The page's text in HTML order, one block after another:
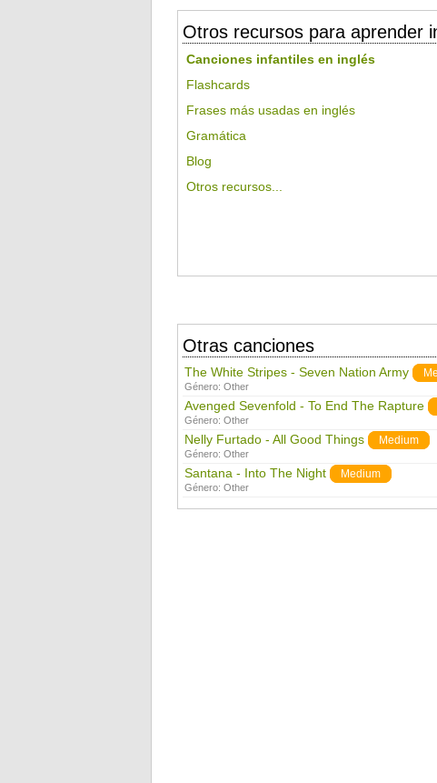
Otros recursos para aprender
Canciones infantiles en inglés
Flashcards
Frases más usadas en inglés
Gramática
Blog
Otros recursos...
Otras canciones
The White Stripes - Seven Nation Army
Género: Other
Avenged Sevenfold - To End The Rapture
Género: Other
Nelly Furtado - All Good Things Medium
Género: Other
Santana - Into The Night Medium
Género: Other